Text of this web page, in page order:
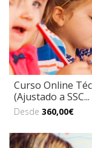
Curso Online
(Ajustado a SSC...
Desde 360,00€